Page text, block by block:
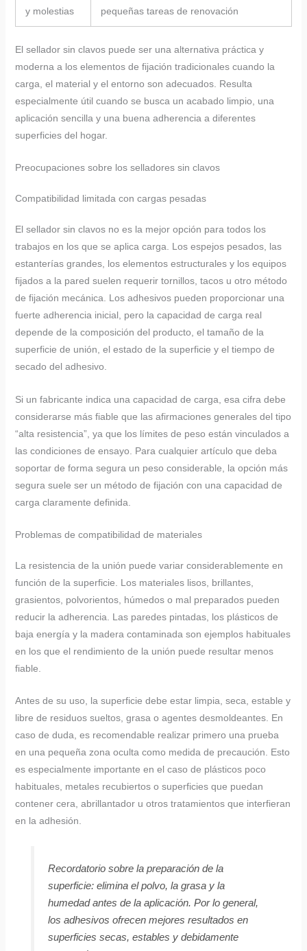
y molestias
pequeñas tareas de renovación
El sellador sin clavos puede ser una alternativa práctica y
moderna a los elementos de fijación tradicionales cuando la
carga, el material y el entorno son adecuados. Resulta
especialmente útil cuando se busca un acabado limpio, una
aplicación sencilla y una buena adherencia a diferentes
superficies del hogar.
Preocupaciones sobre los selladores sin clavos
Compatibilidad limitada con cargas pesadas
El sellador sin clavos no es la mejor opción para todos los
trabajos en los que se aplica carga. Los espejos pesados, las
estanterías grandes, los elementos estructurales y los equipos
fijados a la pared suelen requerir tornillos, tacos u otro método
de fijación mecánica. Los adhesivos pueden proporcionar una
fuerte adherencia inicial, pero la capacidad de carga real
depende de la composición del producto, el tamaño de la
superficie de unión, el estado de la superficie y el tiempo de
secado del adhesivo.
Si un fabricante indica una capacidad de carga, esa cifra debe
considerarse más fiable que las afirmaciones generales del tipo
“alta resistencia”, ya que los límites de peso están vinculados a
las condiciones de ensayo. Para cualquier artículo que deba
soportar de forma segura un peso considerable, la opción más
segura suele ser un método de fijación con una capacidad de
carga claramente definida.
Problemas de compatibilidad de materiales
La resistencia de la unión puede variar considerablemente en
función de la superficie. Los materiales lisos, brillantes,
grasientos, polvorientos, húmedos o mal preparados pueden
reducir la adherencia. Las paredes pintadas, los plásticos de
baja energía y la madera contaminada son ejemplos habituales
en los que el rendimiento de la unión puede resultar menos
fiable.
Antes de su uso, la superficie debe estar limpia, seca, estable y
libre de residuos sueltos, grasa o agentes desmoldeantes. En
caso de duda, es recomendable realizar primero una prueba
en una pequeña zona oculta como medida de precaución. Esto
es especialmente importante en el caso de plásticos poco
habituales, metales recubiertos o superficies que puedan
contener cera, abrillantador u otros tratamientos que interfieran
en la adhesión.
Recordatorio sobre la preparación de la
superficie: elimina el polvo, la grasa y la
humedad antes de la aplicación. Por lo general,
los adhesivos ofrecen mejores resultados en
superficies secas, estables y debidamente